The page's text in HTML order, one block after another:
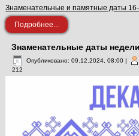
Знаменательные и памятные даты
Подробнее...
Знаменательные даты недели
Опубликовано: 09.12.2024, 08:00 |
212